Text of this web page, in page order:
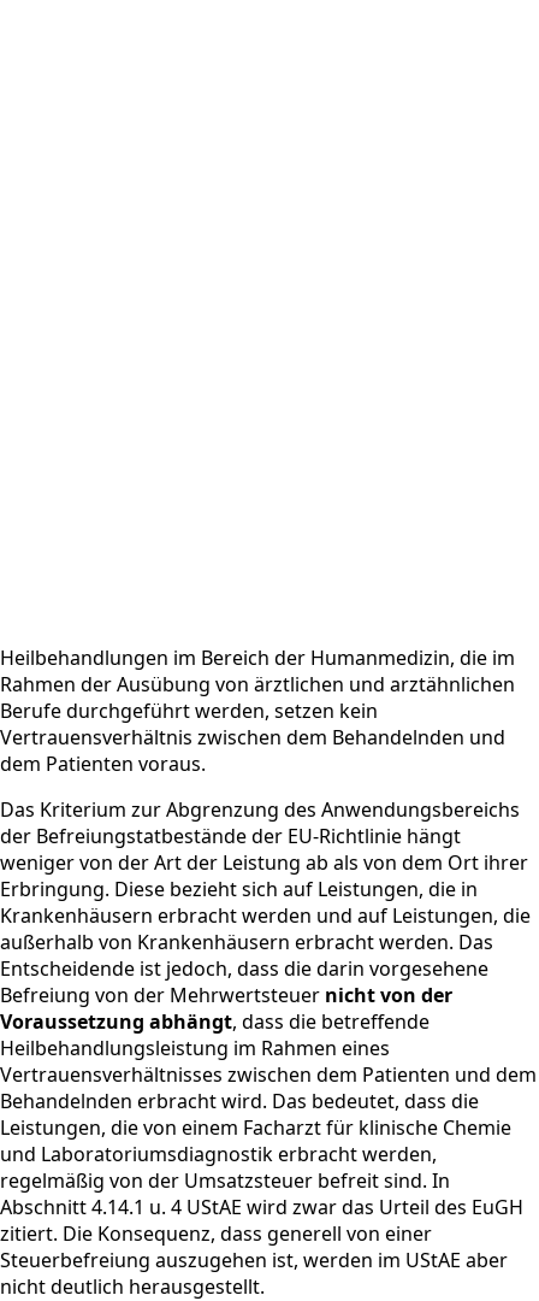
Heilbehandlungen im Bereich der Humanmedizin, die im
Rahmen der Ausübung von ärztlichen und arztähnlichen
Berufe durchgeführt werden, setzen kein
Vertrauensverhältnis zwischen dem Behandelnden und
dem Patienten voraus.
Das Kriterium zur Abgrenzung des Anwendungsbereichs
der Befreiungstatbestände der EU-Richtlinie hängt
weniger von der Art der Leistung ab als von dem Ort ihrer
Erbringung. Diese bezieht sich auf Leistungen, die in
Krankenhäusern erbracht werden und auf Leistungen, die
außerhalb von Krankenhäusern erbracht werden. Das
Entscheidende ist jedoch, dass die darin vorgesehene
Befreiung von der Mehrwertsteuer nicht von der
Voraussetzung abhängt, dass die betreffende
Heilbehandlungsleistung im Rahmen eines
Vertrauensverhältnisses zwischen dem Patienten und dem
Behandelnden erbracht wird. Das bedeutet, dass die
Leistungen, die von einem Facharzt für klinische Chemie
und Laboratoriumsdiagnostik erbracht werden,
regelmäßig von der Umsatzsteuer befreit sind. In
Abschnitt 4.14.1 u. 4 UStAE wird zwar das Urteil des EuGH
zitiert. Die Konsequenz, dass generell von einer
Steuerbefreiung auszugehen ist, werden im UStAE aber
nicht deutlich herausgestellt.